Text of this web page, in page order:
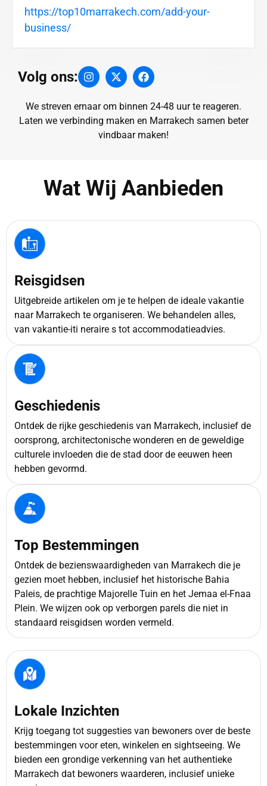
https://top10marrakech.com/add-your-
business/
Volg ons:
We streven ernaar om binnen 24-48 uur te reageren.
Laten we verbinding maken en Marrakech samen beter
vindbaar maken!
Wat Wij Aanbieden
Reisgidsen
Uitgebreide artikelen om je te helpen de ideale vakantie
naar Marrakech te organiseren. We behandelen alles,
van vakantie-iti neraire s tot accommodatieadvies.
Geschiedenis
Ontdek de rijke geschiedenis van Marrakech, inclusief de
oorsprong, architectonische wonderen en de geweldige
culturele invloeden die de stad door de eeuwen heen
hebben gevormd.
Top Bestemmingen
Ontdek de bezienswaardigheden van Marrakech die je
gezien moet hebben, inclusief het historische Bahia
Paleis, de prachtige Majorelle Tuin en het Jemaa el-Fnaa
Plein. We wijzen ook op verborgen parels die niet in
standaard reisgidsen worden vermeld.
Lokale Inzichten
Krijg toegang tot suggesties van bewoners over de beste
bestemmingen voor eten, winkelen en sightseeing. We
bieden een grondige verkenning van het authentieke
Marrakech dat bewoners waarderen, inclusief unieke